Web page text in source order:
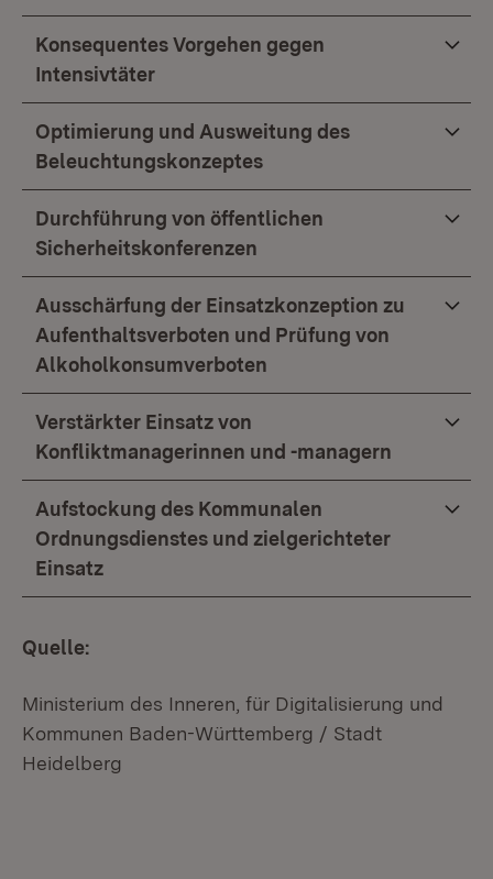
Konsequentes Vorgehen gegen
Intensivtäter
Optimierung und Ausweitung des
Beleuchtungskonzeptes
Durchführung von öffentlichen
Sicherheitskonferenzen
Ausschärfung der Einsatzkonzeption zu
Aufenthaltsverboten und Prüfung von
Alkoholkonsumverboten
Verstärkter Einsatz von
Konfliktmanagerinnen und -managern
Aufstockung des Kommunalen
Ordnungsdienstes und zielgerichteter
Einsatz
Quelle:
Ministerium des Inneren, für Digitalisierung und
Kommunen Baden-Württemberg / Stadt
Heidelberg